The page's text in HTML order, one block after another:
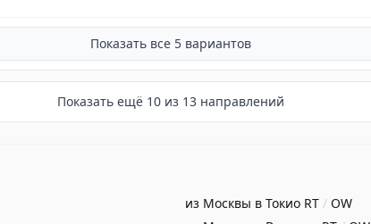
Показать все 5 вариантов
Показать ещё 10 из 13 направлений
из Москвы в Токио RT / OW